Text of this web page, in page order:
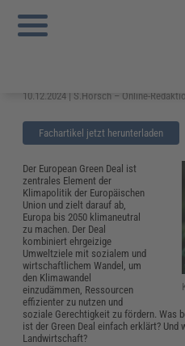
Sie sind hier:
Green Deal – Ziele, Maßnahmen und
Der European
Maßnahmen und
10.12.2024 | S.Horsch – Online-
Fachartikel jetzt herunterladen
Der European Green Deal ist
zentrales Element der
Klimapolitik der Europäischen
Union und zielt darauf ab,
Europa bis 2050 klimaneutral
zu machen. Der Deal
kombiniert ehrgeizige
Umweltziele mit sozialem und
wirtschaftlichem Wandel, um
den Klimawandel
einzudämmen, Ressourcen
effizienter zu nutzen und
soziale Gerechtigkeit zu fördern. Was
ist der Green Deal einfach erklärt? Und
Landwirtschaft?